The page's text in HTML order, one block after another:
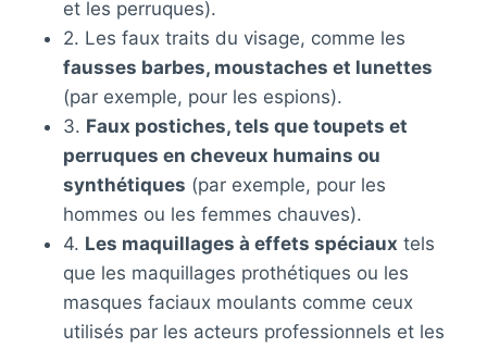
et les perruques).
2. Les faux traits du visage, comme les
fausses barbes, moustaches et lunettes
(par exemple, pour les espions).
3. Faux postiches, tels que toupets et
perruques en cheveux humains ou
synthétiques (par exemple, pour les
hommes ou les femmes chauves).
4. Les maquillages à effets spéciaux tels
que les maquillages prothétiques ou les
masques faciaux moulants comme ceux
utilisés par les acteurs professionnels et les